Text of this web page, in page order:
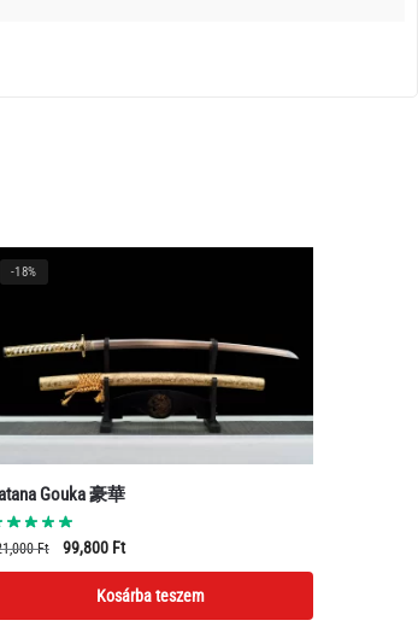
-18%
Gouka 豪華
Ft
Original
price
121,000 Ft.
99,800 FtCurrent
price
is:
99,800 Ft.
Kosárba teszem